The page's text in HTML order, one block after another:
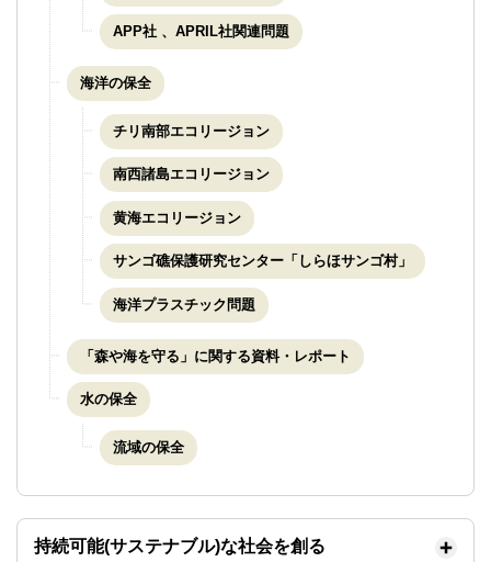
APP社 、APRIL社関連問題
海洋の保全
チリ南部エコリージョン
南西諸島エコリージョン
黄海エコリージョン
サンゴ礁保護研究センター「しらほサンゴ村」
海洋プラスチック問題
「森や海を守る」に関する資料・レポート
水の保全
流域の保全
持続可能(サステナブル)な社会を創る